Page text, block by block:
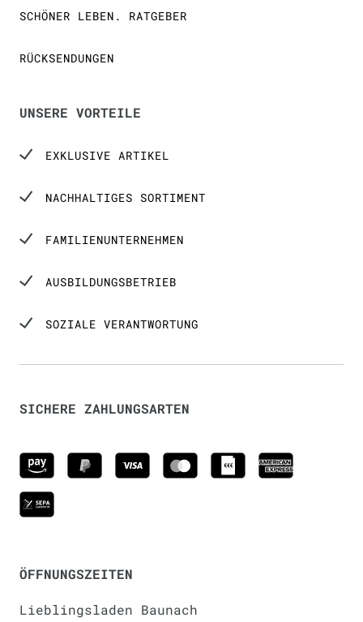
SCHÖNER LEBEN. RATGEBER
RÜCKSENDUNGEN
UNSERE VORTEILE
EXKLUSIVE ARTIKEL
NACHHALTIGES SORTIMENT
FAMILIENUNTERNEHMEN
AUSBILDUNGSBETRIEB
SOZIALE VERANTWORTUNG
SICHERE ZAHLUNGSARTEN
ÖFFNUNGSZEITEN
Lieblingsladen Baunach